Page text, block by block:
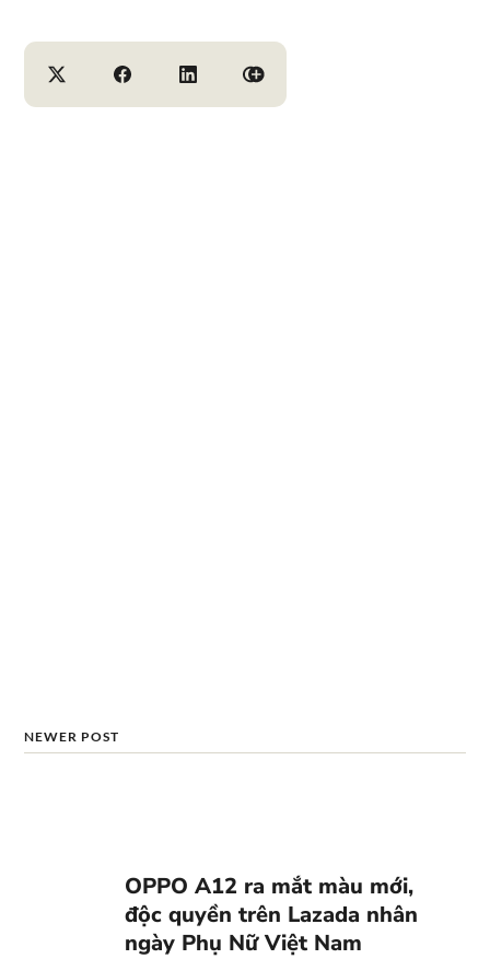
NEWER POST
OPPO A12 ra mắt màu mới,
độc quyền trên Lazada nhân
ngày Phụ Nữ Việt Nam